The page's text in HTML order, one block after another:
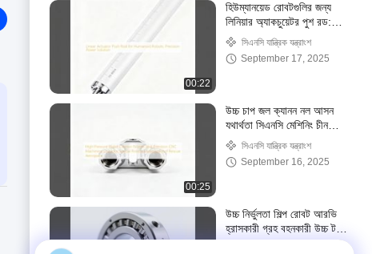
00:22
হিউম্যানয়েড রোবটগুলির জন্য
লিনিয়ার অ্যাকচুয়েটর পুশ রড:
নির্ভুল পাওয়ার সমাধান
সিএনসি যান্ত্রিক যন্ত্রাংশ
September 17, 2025
00:25
উচ্চ চাপ জল ক্যানন নল আসন
যথার্থতা সিএনসি মেশিনিং চীন
বিশেষ রোবট জন্য
বিস্ফোরণপ্রতিরোধী উদ্ধার
এয়ারস্পেস
সিএনসি যান্ত্রিক যন্ত্রাংশ
September 16, 2025
উচ্চ নির্ভুলতা শিল্প রোবট আরভি
হ্রাসকারী গ্রহ বহনকারী উচ্চ টর্ক
উচ্চ অনমনীয়তা যথার্থ যন্ত্রপাতি